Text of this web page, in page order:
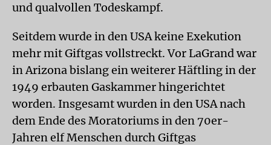
und qualvollen Todeskampf.
Seitdem wurde in den USA keine Exekution
mehr mit Giftgas vollstreckt. Vor LaGrand war
in Arizona bislang ein weiterer Häftling in der
1949 erbauten Gaskammer hingerichtet
worden. Insgesamt wurden in den USA nach
dem Ende des Moratoriums in den 70er-
Jahren elf Menschen durch Giftgas